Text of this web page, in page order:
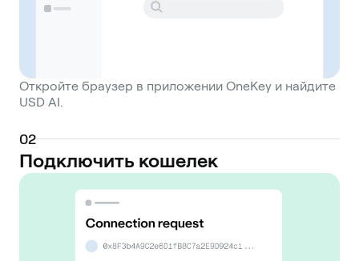
Откройте браузер в приложении OneKey и найдите
USD AI.
02
Подключить кошелек